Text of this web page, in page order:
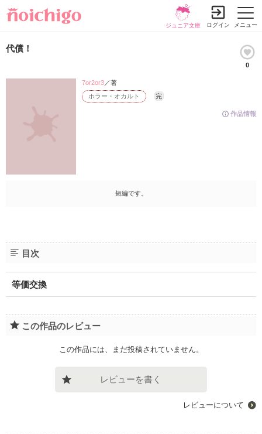
メニュー
ジュニア文庫 ログイン
代償！
0
作品情報
ホラー・オカルト 完
7or2or3／著
短編です。
目次
等価交換
この作品のレビュー
この作品には、まだ投稿されていません。
レビューを書く
レビューについて